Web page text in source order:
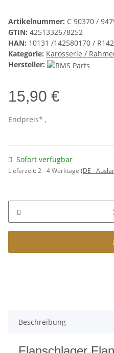
Artikelnummer: C 90370 /
GTIN: 4251332678252
HAN: 10131 /142580170 /
Kategorie: Karosserie /
Hersteller:
15,90 €
Endpreis* ,
Sofort verfügbar
Lieferzeit:2 - 4 Werktage (DE -
Beschreibung